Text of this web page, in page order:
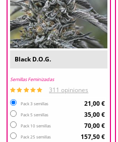
Black D.O.G.
Semillas Feminizadas
311 opiniones
Pack 3 semillas 21,00 €
Pack 5 semillas 35,00 €
Pack 10 semillas 70,00 €
Pack 25 semillas
157,50 €